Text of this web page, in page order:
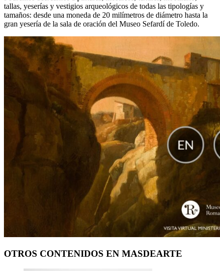
tallas, yeserías y vestigios arqueológicos de todas las tipologías y
tamaños: desde una moneda de 20 milímetros de diámetro hasta la
gran yesería de la sala de oración del Museo Sefardí de Toledo.
OTROS CONTENIDOS EN MASDEARTE